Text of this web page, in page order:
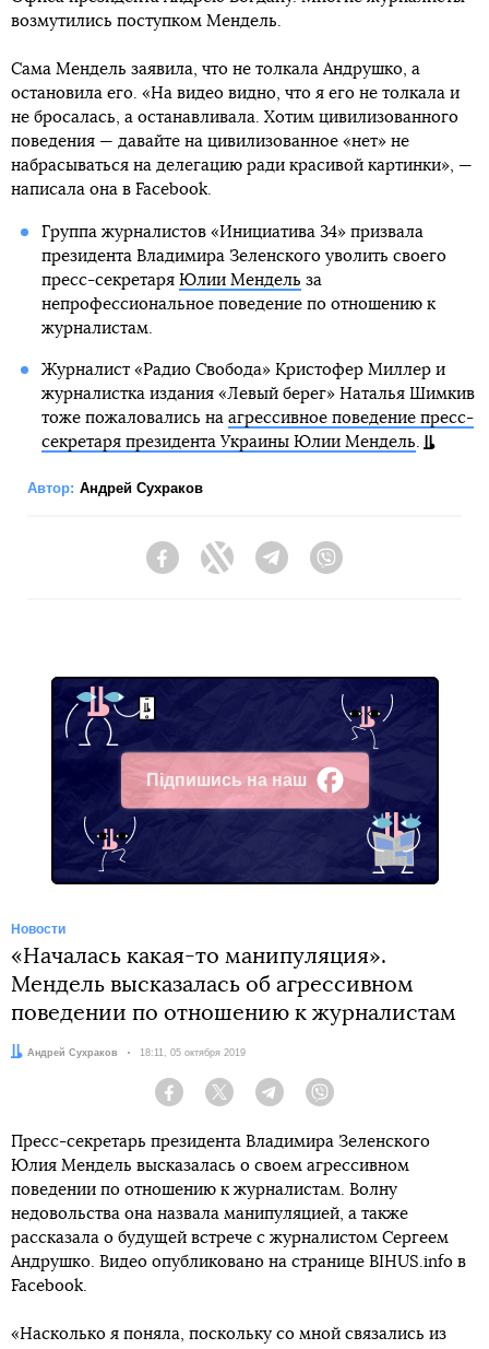
возмутились поступком Мендель.
Сама Мендель заявила, что не толкала Андрушко, а
остановила его. «На видео видно, что я его не толкала и
не бросалась, а останавливала. Хотим цивилизованного
поведения — давайте на цивилизованное «нет» не
набрасываться на делегацию ради красивой картинки», —
написала она в Facebook.
Группа журналистов «Инициатива 34» призвала
президента Владимира Зеленского уволить своего
пресс-секретаря Юлии Мендель за
непрофессиональное поведение по отношению к
журналистам.
Журналист «Радио Свобода» Кристофер Миллер и
журналистка издания «Левый берег» Наталья Шимкив
тоже пожаловались на агрессивное поведение пресс-
секретаря президента Украины Юлии Мендель.
Автор: Андрей Сухраков
FacebookTwitter Telegram
Підпишись на наш
Facebook
Новости
«Началась какая-то манипуляция».
Мендель высказалась об агрессивном
поведении по отношению к журналистам
Автор:
Андрей Сухраков Дата:
18:11, 05 октября 2019
Facebook Twitter Telegram
Пресс-секретарь президента Владимира Зеленского
Юлия Мендель высказалась о своем агрессивном
поведении по отношению к журналистам. Волну
недовольства она назвала манипуляцией, а также
рассказала о будущей встрече с журналистом Сергеем
Андрушко. Видео опубликовано на странице BIHUS.info в
Faceboоk.
«Насколько я поняла, поскольку со мной связались из